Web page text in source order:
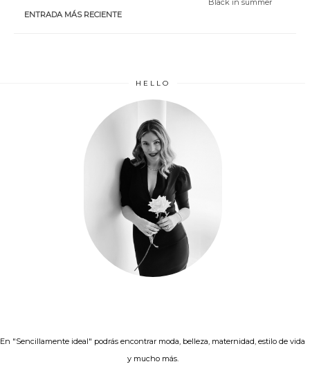
ENTRADA MÁS RECIENTE
Black in summer
HELLO
En "Sencillamente ideal" podrás encontrar moda, belleza, maternidad, estilo de vida
y mucho más.